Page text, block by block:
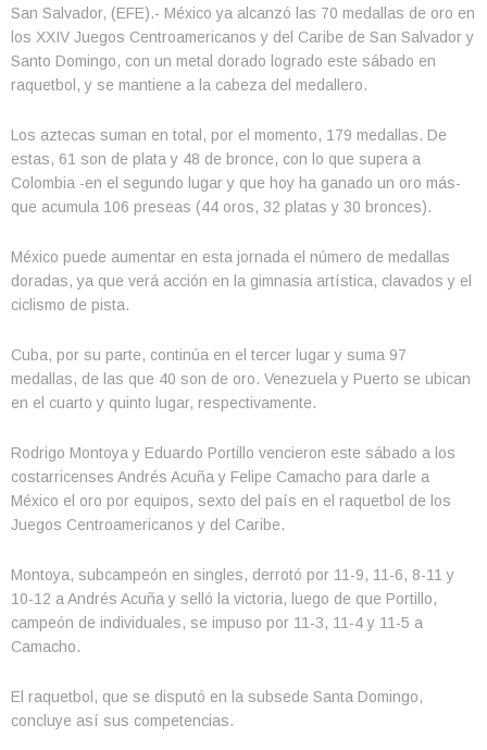
San Salvador, (EFE).- México ya alcanzó las 70 medallas de oro en
los XXIV Juegos Centroamericanos y del Caribe de San Salvador y
Santo Domingo, con un metal dorado logrado este sábado en
raquetbol, y se mantiene a la cabeza del medallero.
Los aztecas suman en total, por el momento, 179 medallas. De
estas, 61 son de plata y 48 de bronce, con lo que supera a
Colombia -en el segundo lugar y que hoy ha ganado un oro más-
que acumula 106 preseas (44 oros, 32 platas y 30 bronces).
México puede aumentar en esta jornada el número de medallas
doradas, ya que verá acción en la gimnasia artística, clavados y el
ciclismo de pista.
Cuba, por su parte, continúa en el tercer lugar y suma 97
medallas, de las que 40 son de oro. Venezuela y Puerto se ubican
en el cuarto y quinto lugar, respectivamente.
Rodrigo Montoya y Eduardo Portillo vencieron este sábado a los
costarricenses Andrés Acuña y Felipe Camacho para darle a
México el oro por equipos, sexto del país en el raquetbol de los
Juegos Centroamericanos y del Caribe.
Montoya, subcampeón en singles, derrotó por 11-9, 11-6, 8-11 y
10-12 a Andrés Acuña y selló la victoria, luego de que Portillo,
campeón de individuales, se impuso por 11-3, 11-4 y 11-5 a
Camacho.
El raquetbol, que se disputó en la subsede Santa Domingo,
concluye así sus competencias.